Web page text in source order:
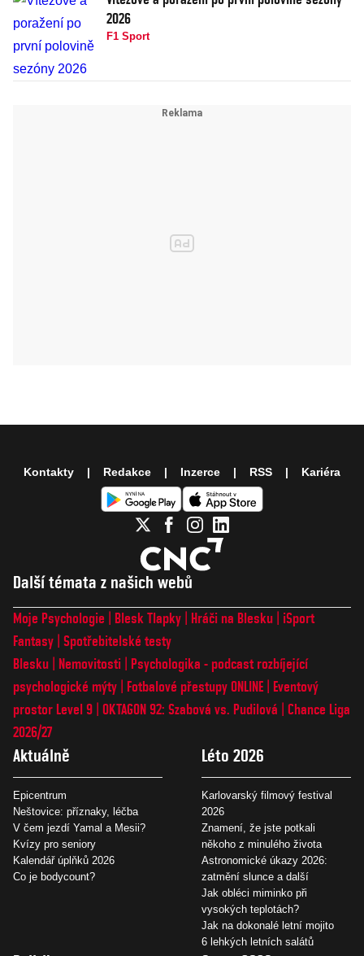
2026
F1 Sport
Další témata z našich webů
Moje Psychologie Blesk Tlapky Hráči na Blesku
iSport
Fantasy Spotřebitelské testy
Blesku
Nemovitosti
Psychologika - podcast rozbíjející
psychologické mýty
Fotbalové přestupy ONLINE
Eventový
prostor Level 9 OKTAGON 92: Szabová vs. Pudilová
Chance Liga
2026/27
Aktuálně
Epicentrum
Neštovice: příznaky, léčba
V čem jezdí Yamal a Mesii?
Kvízy pro seniory
Kalendář úplňků 2026
Co je bodycount?
Léto 2026
Karlovarský filmový festival
2026
Znamení, že jste potkali
někoho z minulého života
Astronomické úkazy 2026:
zatmění slunce a další
Jak obléci miminko při
vysokých teplotách?
Jak na dokonalé letní mojito
6 lehkých letních salátů
Kontakty Redakce Inzerce RSS Kariéra